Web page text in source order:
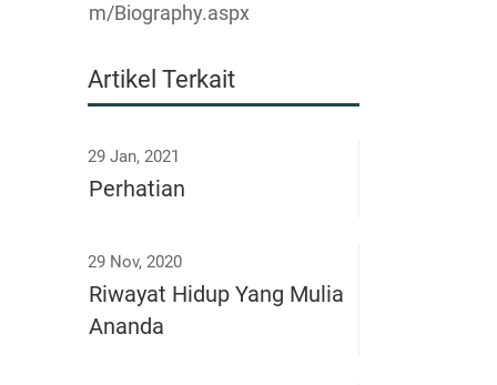
m/Biography.aspx
Artikel Terkait
29 Jan, 2021
Perhatian
29 Nov, 2020
Riwayat Hidup Yang Mulia
Ananda